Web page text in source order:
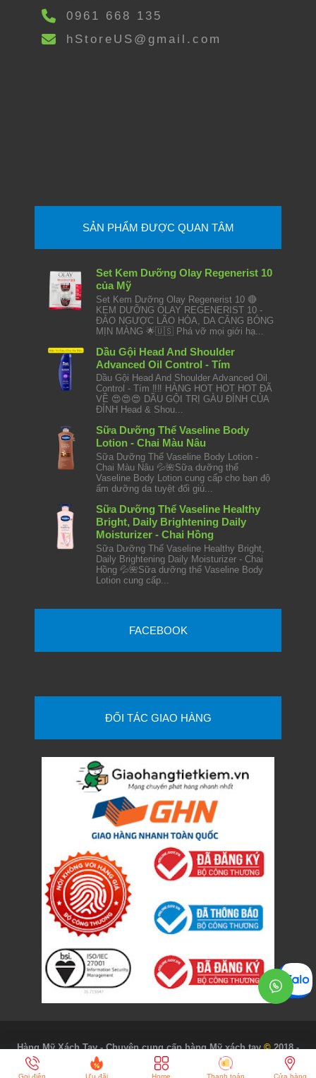
0961 668 135
hStoreUS@gmail.com
SẢN PHẨM ĐƯỢC QUAN TÂM
Set Kem Dưỡng Olay Regenerist 10
của Mỹ
Set Kem Dưỡng Olay Regenerist 10 🔴
KEM DƯỠNG OLAY REGENERIST 10 -
ĐẢO NGƯỢC LÃO HÓA, DA CĂNG BÓNG
MỊN MÀNG 🌟🇺🇸 Phá vỡ mọi giới hạ...
Dầu Gội Head And Shoulder
Advanced Oil Control - Tím
Dầu Gội Head And Shoulder Advanced Oil
Control - Tím ‼️‼️ HÀNG HOT HOT HOT ĐÃ
VỀ 😍😍😍 DẦU GỘI TRỊ GÀU ĐỈNH CỦA
ĐỈNH Head & Shou...
Sữa Dưỡng Thể Vaseline Body
Lotion - Chai Màu Nâu
Sữa Dưỡng Thể Vaseline Body Lotion -
Chai Màu Nâu 💦🌺Sữa dưỡng thể
Vaseline Body Lotion cung cấp cho bạn độ
ẩm dưỡng da tuyệt đối giú...
Sữa Dưỡng Thể Vaseline Healthy
Bright, Daily Brightening Daily
Moisturizer - Chai Hồng
Sữa Dưỡng Thể Vaseline Healthy Bright,
Daily Brightening Daily Moisturizer - Chai
Hồng 💦🌺Sữa dưỡng thể Vaseline Body
Lotion cung cấp...
FACEBOOK
ĐỐI TÁC GIAO HÀNG
Hàng Mỹ Xách Tay - Chuyên cung cấp hàng Mỹ xách tay©2018 -
Designed by
Home Cửa hàng
Gọi điện Thanh toán
Ưu đãi